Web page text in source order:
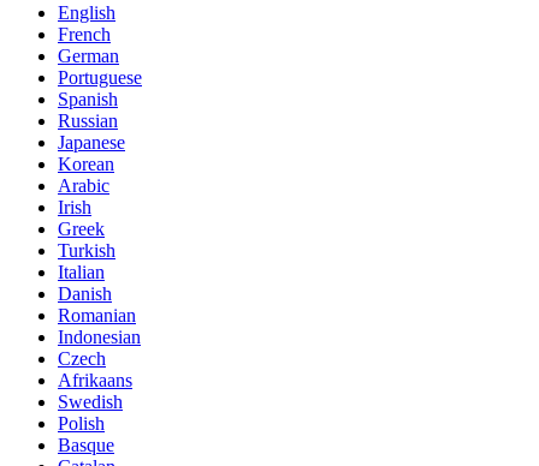
English
French
German
Portuguese
Spanish
Russian
Japanese
Korean
Arabic
Irish
Greek
Turkish
Italian
Danish
Romanian
Indonesian
Czech
Afrikaans
Swedish
Polish
Basque